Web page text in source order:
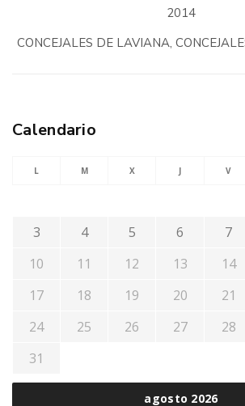
2014
CONCEJALES DE LAVIANA,
Calendario
agosto 2026
L M X J V
3
4 5 6 7
10
11 12 13 14
17
18 19 20 21
24
25 26 27 28
31